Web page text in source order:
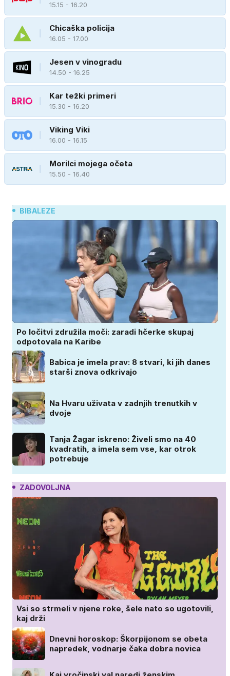
15.15 - 16.20
Chicaška policija
16.05 - 17.00
Jesen v vinogradu
14.50 - 16.25
Kar težki primeri
15.30 - 16.20
Viking Viki
16.00 - 16.15
Morilci mojega očeta
15.50 - 16.40
BIBALEZE
Po ločitvi združila moči: zaradi hčerke skupaj
odpotovala na Karibe
Babica je imela prav: 8 stvari, ki jih danes
starši znova odkrivajo
Na Hvaru uživata v zadnjih trenutkih v
dvoje
Tanja Žagar iskreno: Živeli smo na 40
kvadratih, a imela sem vse, kar otrok
potrebuje
ZADOVOLJNA
Vsi so strmeli v njene roke, šele nato so ugotovili,
kaj drži
Dnevni horoskop: Škorpijonom se obeta
napredek, vodnarje čaka dobra novica